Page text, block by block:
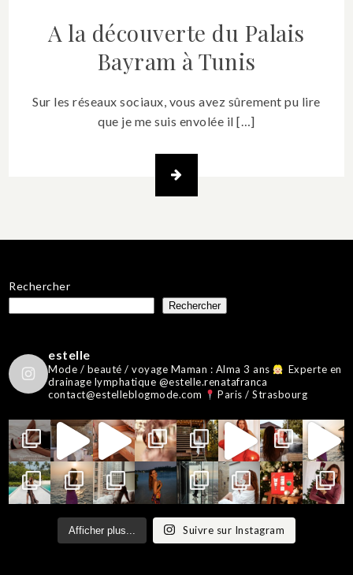
A la découverte du Palais
Bayram à Tunis
Sur les réseaux sociaux, vous avez sûrement pu lire
que je me suis envolée il […]
Rechercher
Rechercher
estelle
Mode / beauté / voyage Maman : Alma 3 ans
Experte en
drainage lymphatique @estelle.renatafranca
contact@estelleblogmode.com
Paris / Strasbourg
Afficher plus... Suivre sur Instagram